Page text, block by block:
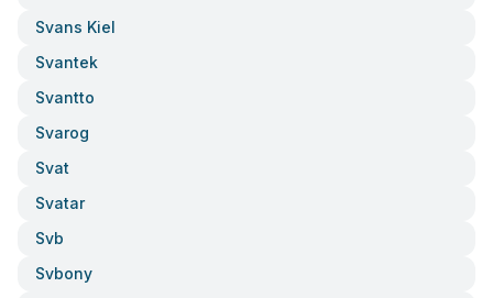
Svans Kiel
Svantek
Svantto
Svarog
Svat
Svatar
Svb
Svbony